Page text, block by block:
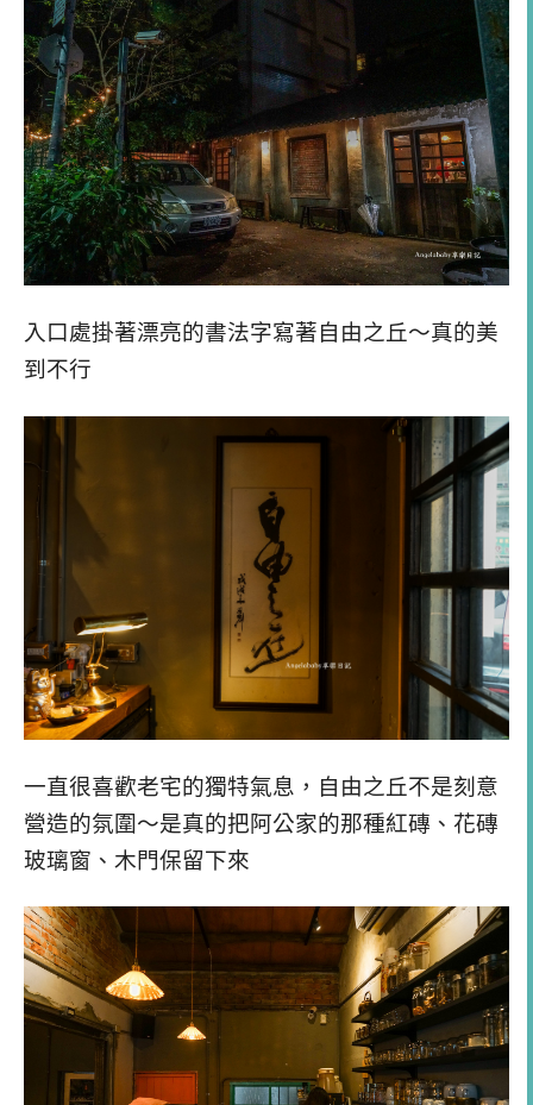
入口處掛著漂亮的書法字寫著自由之丘～真的美
到不行
一直很喜歡老宅的獨特氣息，自由之丘不是刻意
營造的氛圍～是真的把阿公家的那種紅磚、花磚
玻璃窗、木門保留下來